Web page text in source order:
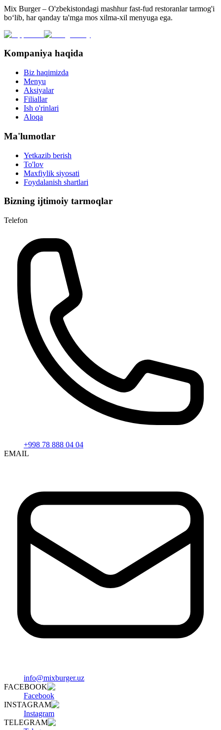
Mix Burger – O'zbekistondagi mashhur fast-fud restoranlar tarmog'i
bo‘lib, har qanday ta'mga mos xilma-xil menyuga ega.
Kompaniya haqida
Biz haqimizda
Menyu
Aksiyalar
Filiallar
Ish o'rinlari
Aloqa
Ma'lumotlar
Yetkazib berish
To'lov
Maxfiylik siyosati
Foydalanish shartlari
Bizning ijtimoiy tarmoqlar
Telefon
+998 78 888 04 04
EMAIL
info@mixburger.uz
FACEBOOK
Facebook
INSTAGRAM
Instagram
TELEGRAM